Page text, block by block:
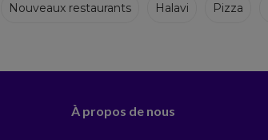
Nouveaux restaurants Halavi Pizza
À propos de nous